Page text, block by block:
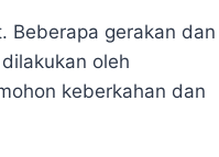
Beberapa gerakan dan
oleh
keberkahan dan